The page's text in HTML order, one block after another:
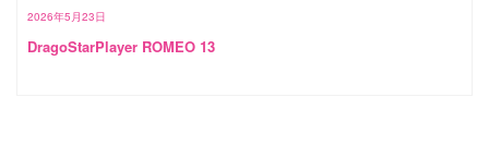
2026年5月23日
DragoStarPlayer ROMEO 13